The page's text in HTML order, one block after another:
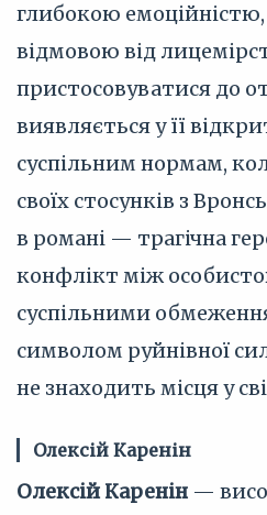
глибокою
відмовою від
пристосовуватися до
виявляється у її
суспільним нормам,
своїх стосунків з
в романі — трагічна
конфлікт між
суспільними
символом руйнівної
не знаходить місця у
Олексій Каренін
Олексій Каренін —